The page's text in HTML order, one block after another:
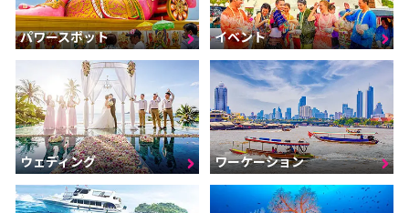
パワースポット イベント
ウェディング ワーケーション